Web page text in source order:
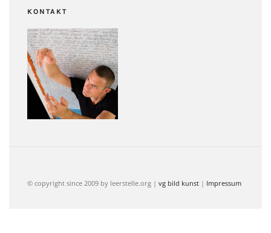
KONTAKT
© copyright since 2009 by leerstelle.org | vg bild kunst | Impressum